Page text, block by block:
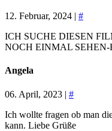
12. Februar, 2024 | #
ICH SUCHE DIESEN
NOCH EINMAL
Angela
06. April, 2023 | #
Ich wollte fragen ob man
kann. Liebe Grüße